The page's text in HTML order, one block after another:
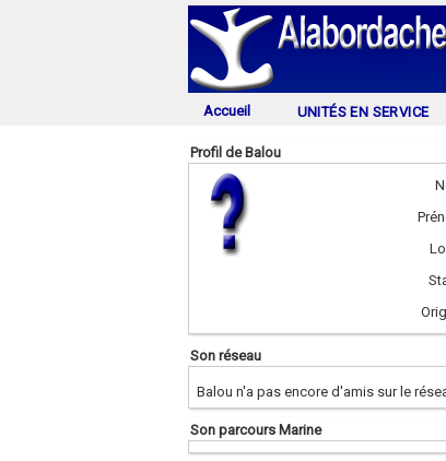
Accueil UNITÉS EN SERVICE
Profil de Balou
Son réseau
Balou n'a pas encore d'amis sur le
Son parcours Marine